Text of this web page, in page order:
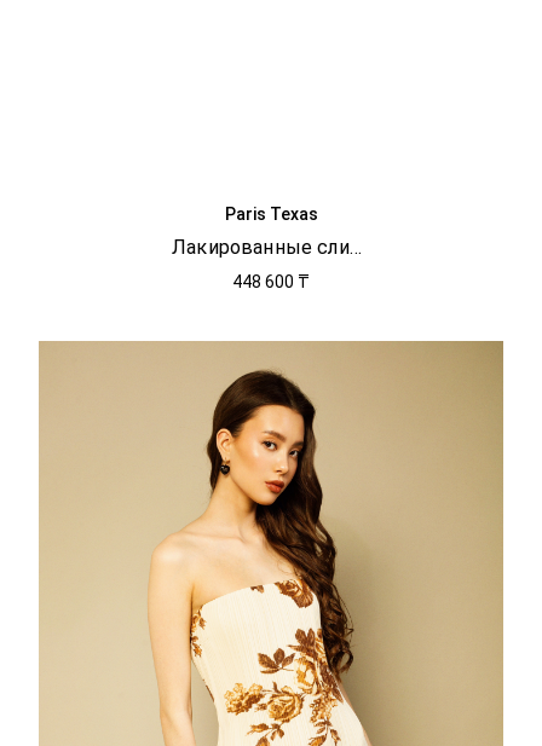
Paris Texas
Лакированные слингбэки Lidia 105
448 600 ₸